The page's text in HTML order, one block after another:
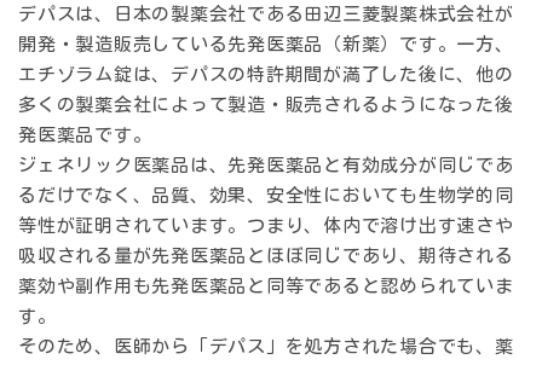
デパスは、日本の製薬会社である田辺三菱製薬株式会社が
開発・製造販売している先発医薬品（新薬）です。一方、
エチゾラム錠は、デパスの特許期間が満了した後に、他の
多くの製薬会社によって製造・販売されるようになった後
発医薬品です。
ジェネリック医薬品は、先発医薬品と有効成分が同じであ
るだけでなく、品質、効果、安全性においても生物学的同
等性が証明されています。つまり、体内で溶け出す速さや
吸収される量が先発医薬品とほぼ同じであり、期待される
薬効や副作用も先発医薬品と同等であると認められていま
す。
そのため、医師から「デパス」を処方された場合でも、薬